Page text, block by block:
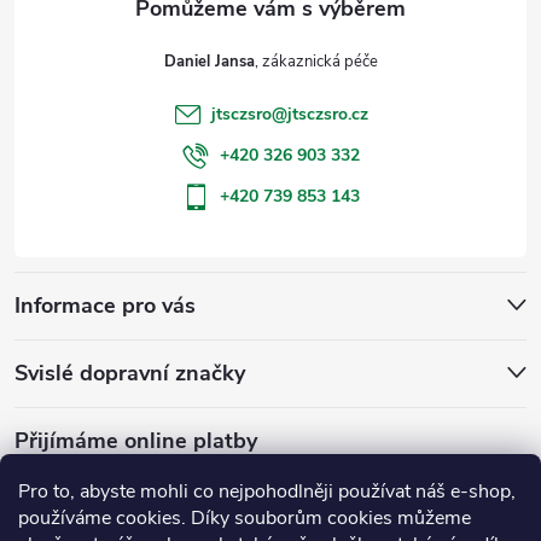
Pro to, abyste mohli co nejpohodlněji používat náš e-shop,
používáme cookies. Díky souborům cookies můžeme
Informace pro vás
Svislé dopravní značky
Přijímáme online platby
Daniel Jansa
jtsczsro@jtsczsro.cz
+420 326 903 332
+420 739 853 143